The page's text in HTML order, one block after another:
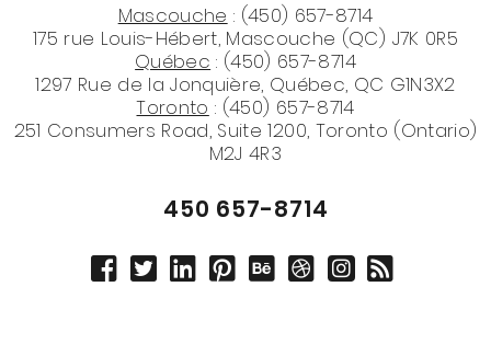
Mascouche : (450) 657-8714
175 rue Louis-Hébert, Mascouche (QC) J7K 0R5
Québec : (450) 657-8714
1297 Rue de la Jonquière, Québec, QC G1N3X2
Toronto : (450) 657-8714
251 Consumers Road, Suite 1200, Toronto (Ontario)
M2J 4R3
450 657-8714